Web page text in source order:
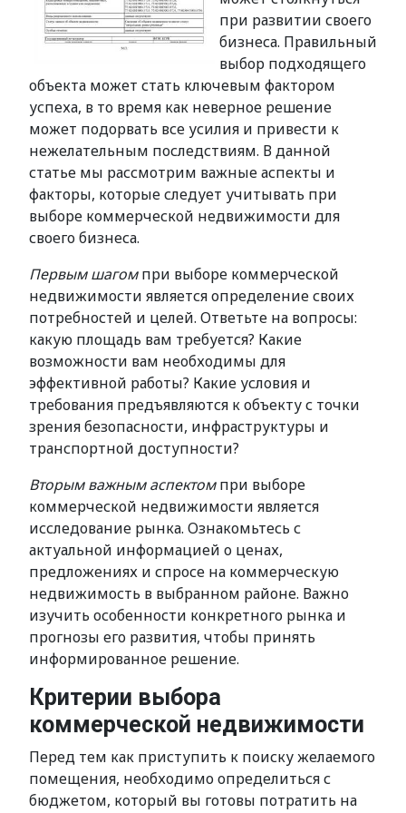
при развитии своего
бизнеса. Правильный
выбор подходящего
объекта может стать ключевым фактором
успеха, в то время как неверное решение
может подорвать все усилия и привести к
нежелательным последствиям. В данной
статье мы рассмотрим важные аспекты и
факторы, которые следует учитывать при
выборе коммерческой недвижимости для
своего бизнеса.
Первым шагомпри выборе коммерческой
недвижимости является определение своих
потребностей и целей. Ответьте на вопросы:
какую площадь вам требуется? Какие
возможности вам необходимы для
эффективной работы? Какие условия и
требования предъявляются к объекту с точки
зрения безопасности, инфраструктуры и
транспортной доступности?
Вторым важным аспектомпри выборе
коммерческой недвижимости является
исследование рынка. Ознакомьтесь с
актуальной информацией о ценах,
предложениях и спросе на коммерческую
недвижимость в выбранном районе. Важно
изучить особенности конкретного рынка и
прогнозы его развития, чтобы принять
информированное решение.
Критерии выбора
коммерческой недвижимости
Перед тем как приступить к поиску желаемого
помещения, необходимо определиться с
бюджетом, который вы готовы потратить на